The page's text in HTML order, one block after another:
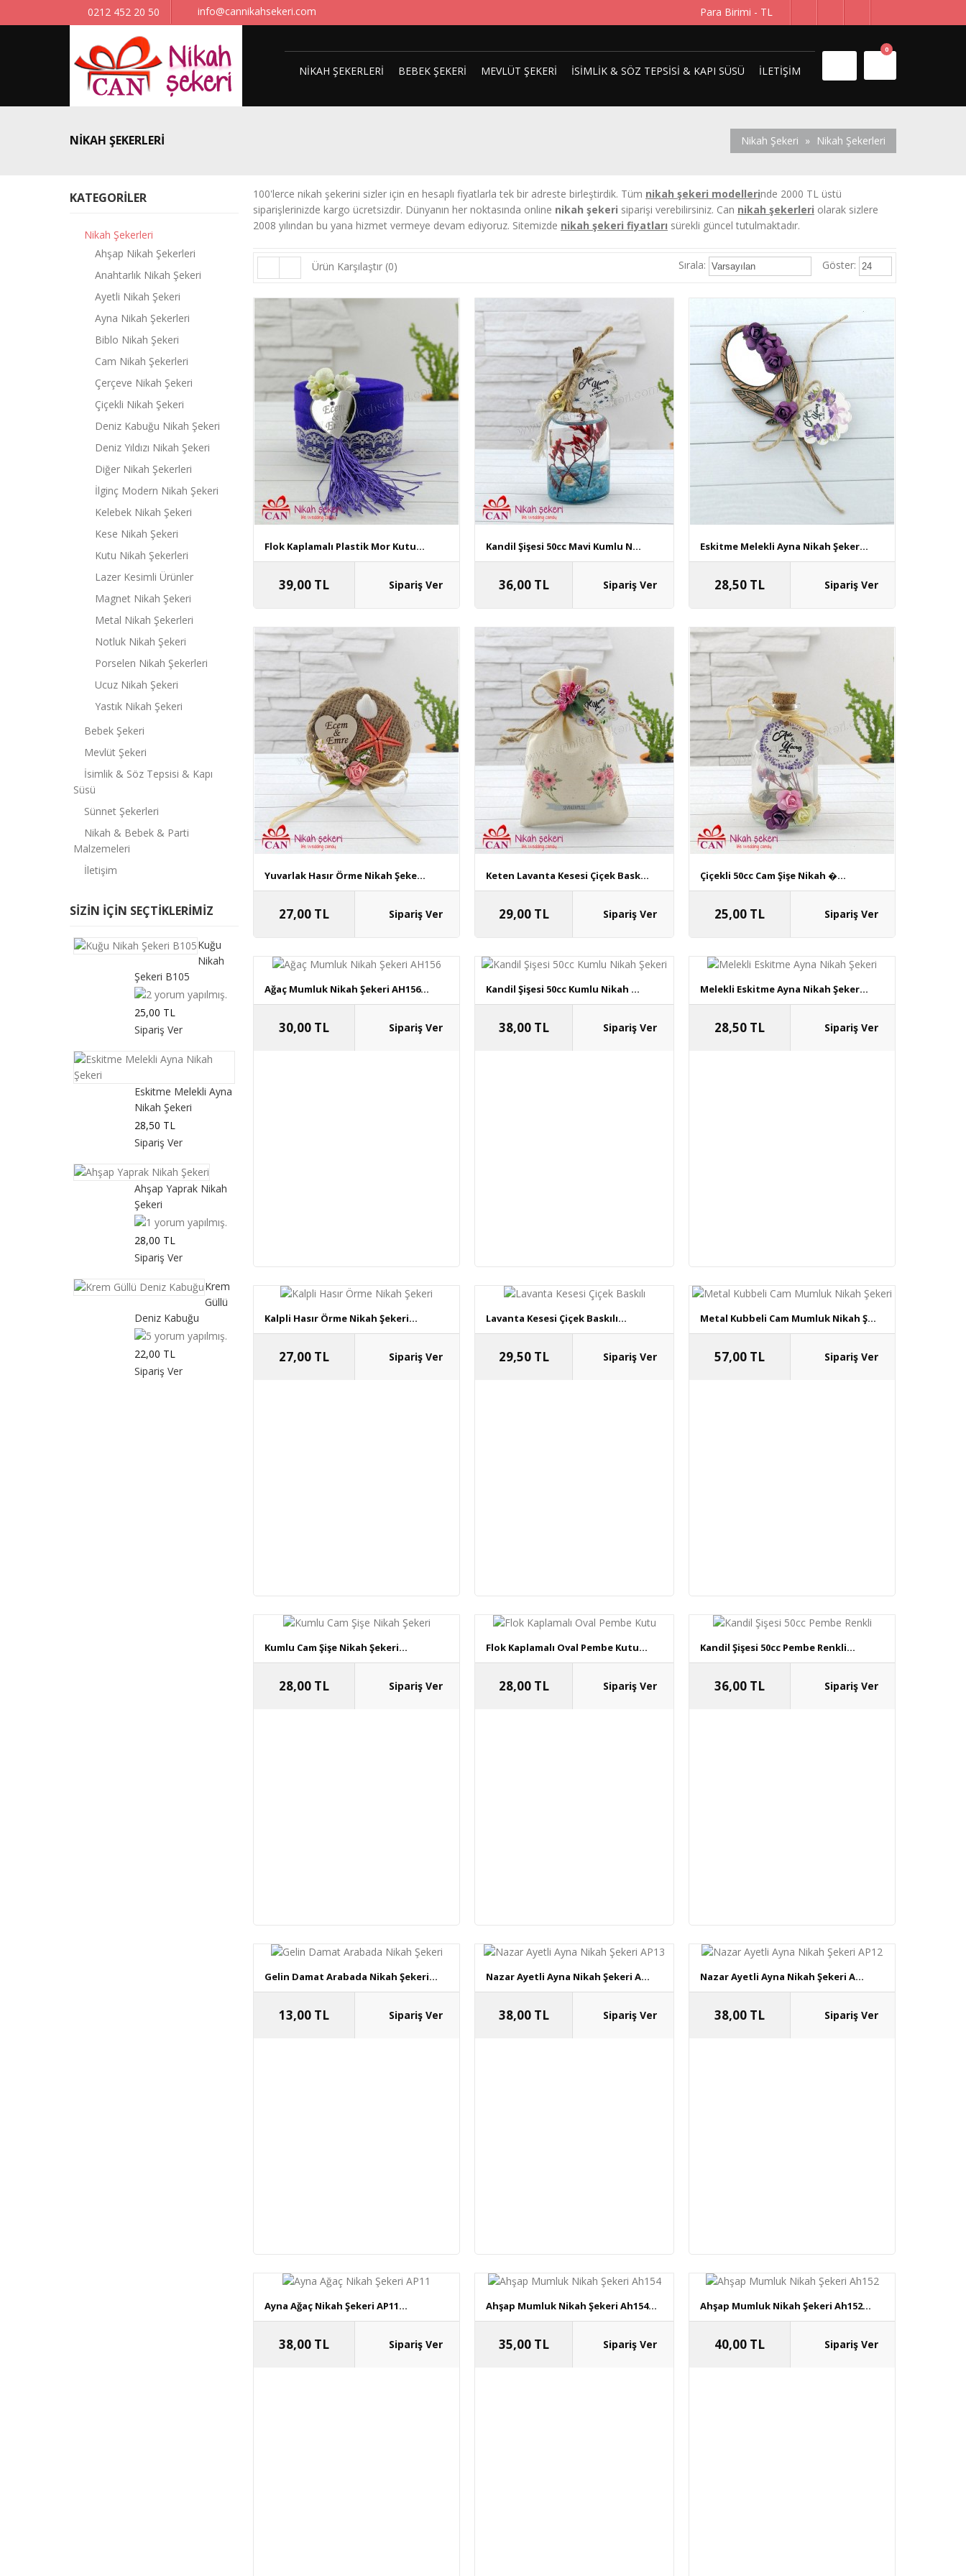
0212 452 20 50 info@cannikahsekeri.com Para Birimi - TL
0
NIKAH ŞEKERLERI BEBEK ŞEKERI MEVLÜT ŞEKERI İSIMLIK & SÖZ TEPSISI & KAPI SÜSÜ İLETIŞIM
KATEGORILER
Nikah Şekerleri
Ahşap Nikah Şekerleri
Anahtarlık Nikah Şekeri
Ayetli Nikah Şekeri
Ayna Nikah Şekerleri
Biblo Nikah Şekeri
Cam Nikah Şekerleri
Çerçeve Nikah Şekeri
Çiçekli Nikah Şekeri
Deniz Kabuğu Nikah Şekeri
Deniz Yıldızı Nikah Şekeri
Diğer Nikah Şekerleri
İlginç Modern Nikah Şekeri
Kelebek Nikah Şekeri
Kese Nikah Şekeri
Kutu Nikah Şekerleri
Lazer Kesimli Ürünler
Magnet Nikah Şekeri
Metal Nikah Şekerleri
Notluk Nikah Şekeri
Porselen Nikah Şekerleri
Ucuz Nikah Şekeri
Yastık Nikah Şekeri
Bebek Şekeri
Mevlüt Şekeri
İsimlik & Söz Tepsisi & Kapı
Süsü
Sünnet Şekerleri
Nikah & Bebek & Parti
Malzemeleri
İletişim
SIZIN IÇIN SEÇTIKLERIMIZ
Kuğu
Nikah
Şekeri B105
25,00 TL
Eskitme Melekli Ayna
Nikah Şekeri
28,50 TL
Ahşap Yaprak Nikah
Şekeri
28,00 TL
Krem
Güllü
Deniz Kabuğu
22,00 TL
Nikah Şekeri » Nikah Şekerleri
NIKAH ŞEKERLERI
100'lerce nikah şekerini sizler için en hesaplı fiyatlarla tek bir adreste birleştirdik. Tüm nikah şekeri modellerinde 2000 TL üstü
siparişlerinizde kargo ücretsizdir. Dünyanın her noktasında online nikah şekeri siparişi verebilirsiniz. Can nikah şekerleri olarak sizlere
2008 yılından bu yana hizmet vermeye devam ediyoruz. Sitemizde nikah şekeri fiyatları sürekli güncel tutulmaktadır.
Göster:
Sırala:
Ürün Karşılaştır (0)
Flok Kaplamalı Plastik Mor Kutu...
39,00 TL
Kandil Şişesi 50cc Mavi Kumlu N...
36,00 TL
Eskitme Melekli Ayna Nikah Şeker...
28,50 TL
Yuvarlak Hasır Örme Nikah Şeke...
27,00 TL
Keten Lavanta Kesesi Çiçek Bask...
29,00 TL
Çiçekli 50cc Cam Şişe Nikah �...
25,00 TL
Ağaç Mumluk Nikah Şekeri AH156...
30,00 TL
Kandil Şişesi 50cc Kumlu Nikah ...
38,00 TL
Melekli Eskitme Ayna Nikah Şeker...
28,50 TL
Kalpli Hasır Örme Nikah Şekeri...
27,00 TL
Lavanta Kesesi Çiçek Baskılı...
29,50 TL
Metal Kubbeli Cam Mumluk Nikah Ş...
57,00 TL
Kumlu Cam Şişe Nikah Şekeri...
28,00 TL
Flok Kaplamalı Oval Pembe Kutu...
28,00 TL
Kandil Şişesi 50cc Pembe Renkli...
36,00 TL
Gelin Damat Arabada Nikah Şekeri...
13,00 TL
Nazar Ayetli Ayna Nikah Şekeri A...
38,00 TL
Nazar Ayetli Ayna Nikah Şekeri A...
38,00 TL
Ayna Ağaç Nikah Şekeri AP11...
38,00 TL
Ahşap Mumluk Nikah Şekeri Ah154...
35,00 TL
Ahşap Mumluk Nikah Şekeri Ah152...
40,00 TL